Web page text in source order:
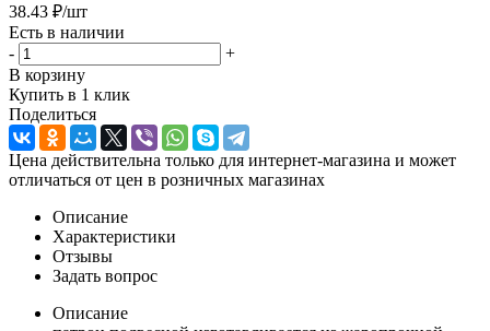
38.43 ₽/шт
Есть в наличии
-
+
В корзину
Купить в 1 клик
Поделиться
Цена действительна только для интернет-магазина и может
отличаться от цен в розничных магазинах
Описание
Характеристики
Отзывы
Задать вопрос
Описание